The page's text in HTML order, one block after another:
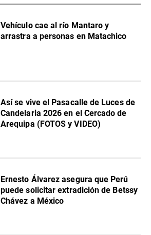
Vehículo cae al río Mantaro y
arrastra a personas en Matachico
Así se vive el Pasacalle de Luces de
Candelaria 2026 en el Cercado de
Arequipa (FOTOS y VIDEO)
Ernesto Álvarez asegura que Perú
puede solicitar extradición de Betssy
Chávez a México